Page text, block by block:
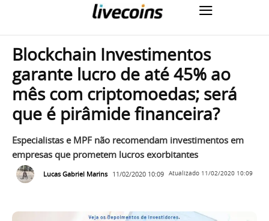
Blockchain Investimentos
garante lucro de até 45% ao
mês com criptomoedas; será
que é pirâmide financeira?
Especialistas e MPF não recomendam investimentos em
empresas que prometem lucros exorbitantes
Lucas Gabriel Marins 11/02/2020 10:09 Atualizado 11/02/2020 10:09